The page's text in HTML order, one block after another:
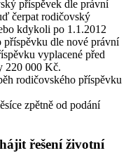
příspěvek dle právní
čerpat rodičovský
kdykoli po 1.1.2012
příspěvku dle nové právní
vyplacené před
220 000 Kč.
rodičovského příspěvku
zpětně od podání
řešení životní